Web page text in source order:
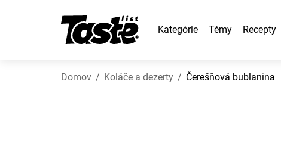
Kategórie Témy Recepty
Domov Koláče a dezerty Čerešňová bublanina